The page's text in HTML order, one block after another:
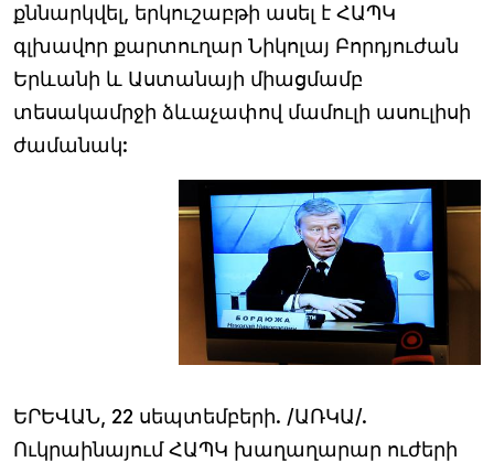
քննարկվել, երկուշաբթի ասել է ՀԱՊԿ
գլխավոր քարտուղար Նիկոլայ Բորդյուժան
Երևանի և Աստանայի միացմամբ
տեսակամրջի ձևաչափով մամուլի ասուլիսի
ժամանակ:
ԵՐԵՎԱՆ, 22 սեպտեմբերի. /ԱՌԿԱ/.
Ուկրաինայում ՀԱՊԿ խաղաղարար ուժերի